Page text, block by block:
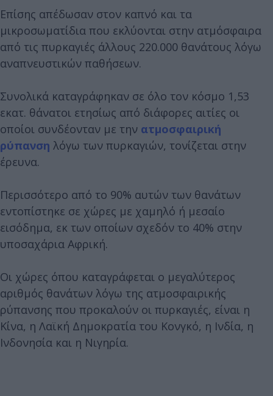
Επίσης απέδωσαν στον καπνό και τα
μικροσωματίδια που εκλύονται στην ατμόσφαιρα
από τις πυρκαγιές άλλους 220.000 θανάτους λόγω
αναπνευστικών παθήσεων.
Συνολικά καταγράφηκαν σε όλο τον κόσμο 1,53
εκατ. θάνατοι ετησίως από διάφορες αιτίες οι
οποίοι συνδέονταν με την ατμοσφαιρική
ρύπανση λόγω των πυρκαγιών, τονίζεται στην
έρευνα.
Περισσότερο από το 90% αυτών των θανάτων
εντοπίστηκε σε χώρες με χαμηλό ή μεσαίο
εισόδημα, εκ των οποίων σχεδόν το 40% στην
υποσαχάρια Αφρική.
Οι χώρες όπου καταγράφεται ο μεγαλύτερος
αριθμός θανάτων λόγω της ατμοσφαιρικής
ρύπανσης που προκαλούν οι πυρκαγιές, είναι η
Κίνα, η Λαϊκή Δημοκρατία του Κονγκό, η Ινδία, η
Ινδονησία και η Νιγηρία.